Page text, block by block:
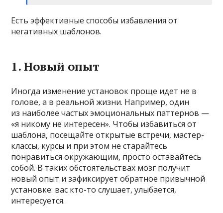
Есть эффективные способы избавления от
негативных шаблонов.
1. Новый опыт
Иногда изменение установок проще идет не в
голове, а в реальной жизни. Например, один
из наиболее частых эмоциональных паттернов —
«я никому не интересен». Чтобы избавиться от
шаблона, посещайте открытые встречи, мастер-
классы, курсы и при этом не старайтесь
понравиться окружающим, просто оставайтесь
собой. В таких обстоятельствах мозг получит
новый опыт и зафиксирует обратное привычной
установке: вас кто-то слушает, улыбается,
интересуется.